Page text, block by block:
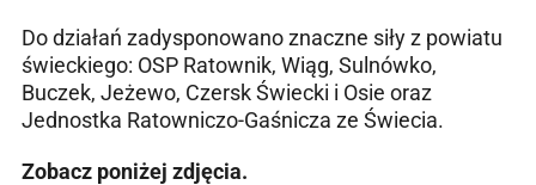
Do działań zadysponowano znaczne siły z powiatu
świeckiego: OSP Ratownik, Wiąg, Sulnówko,
Buczek, Jeżewo, Czersk Świecki i Osie oraz
Jednostka Ratowniczo-Gaśnicza ze Świecia.
Zobacz poniżej zdjęcia.